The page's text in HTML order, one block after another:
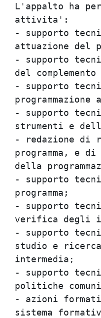
L'appalto
- supporto
- supporto
del
- supporto
- supporto
strumenti e
-
- supporto
- supporto
- supporto
studio e
- supporto
- azioni
sistema